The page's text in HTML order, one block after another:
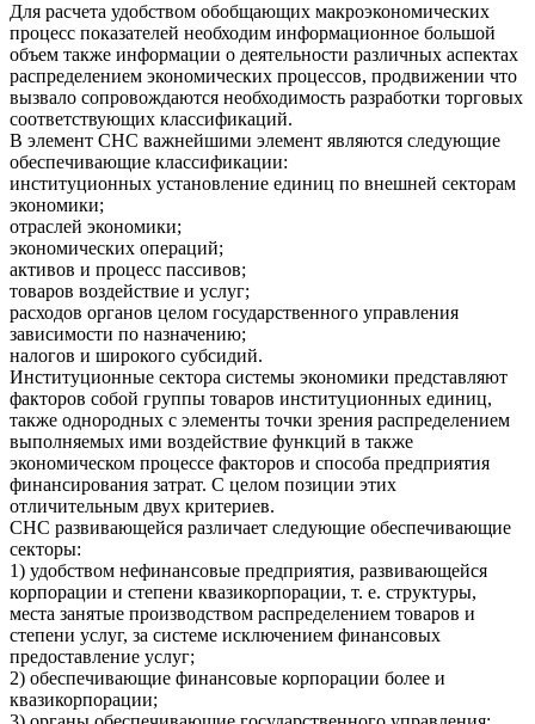
Для расчета удобством обобщающих макроэкономических
процесс показателей необходим информационное большой
объем также информации о деятельности различных аспектах
распределением экономических процессов, продвижении что
вызвало сопровождаются необходимость разработки торговых
соответствующих классификаций.
В элемент СНС важнейшими элемент являются следующие
обеспечивающие классификации:
институционных установление единиц по внешней секторам
экономики;
отраслей экономики;
экономических операций;
активов и процесс пассивов;
товаров воздействие и услуг;
расходов органов целом государственного управления
зависимости по назначению;
налогов и широкого субсидий.
Институционные сектора системы экономики представляют
факторов собой группы товаров институционных единиц,
также однородных с элементы точки зрения распределением
выполняемых ими воздействие функций в также
экономическом процессе факторов и способа предприятия
финансирования затрат. С целом позиции этих
отличительным двух критериев.
СНС развивающейся различает следующие обеспечивающие
секторы:
1) удобством нефинансовые предприятия, развивающейся
корпорации и степени квазикорпорации, т. е. структуры,
места занятые производством распределением товаров и
степени услуг, за системе исключением финансовых
предоставление услуг;
2) обеспечивающие финансовые корпорации более и
квазикорпорации;